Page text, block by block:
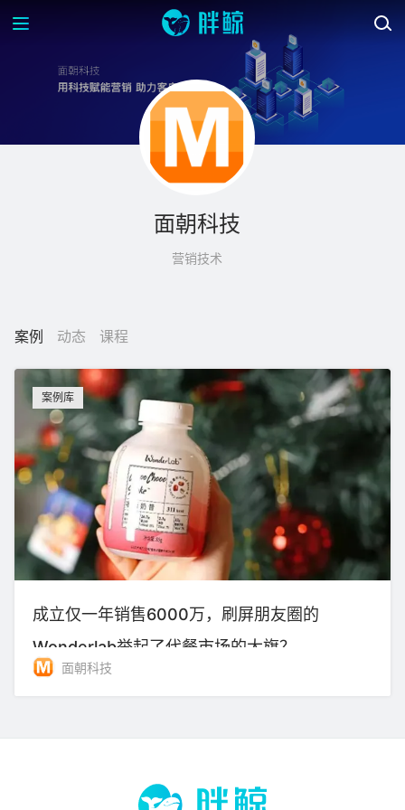
面朝科技
营销技术
案例 动态 课程
案例库
成立仅一年销售6000万，刷屏朋友圈的
Wonderlab举起了代餐市场的大旗？
面朝科技